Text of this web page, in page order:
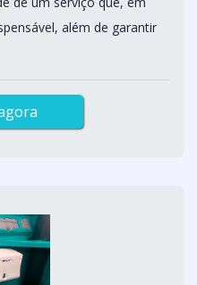
além de garantir